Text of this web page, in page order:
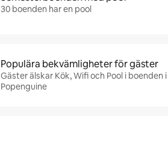
30 boenden har en pool
Populära bekvämligheter för gäster
Gäster älskar Kök, Wifi och Pool i boenden i
Popenguine